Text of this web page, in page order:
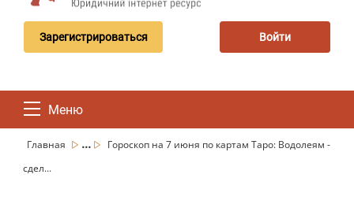
Зарегистрироваться Войти
Меню
Главная ...
Гороскоп на 7 июня по картам Таро: Водолеям -
сдел...